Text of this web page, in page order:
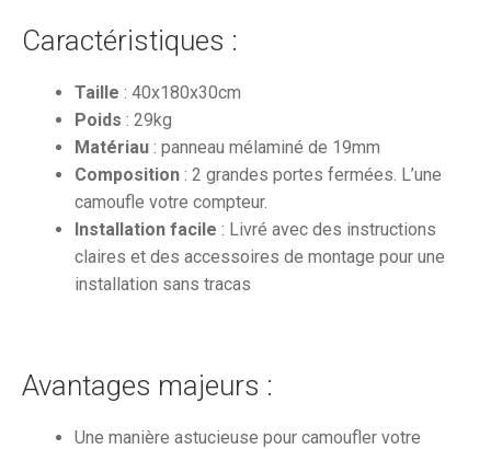
Caractéristiques :
Taille : 40x180x30cm
Poids : 29kg
Matériau : panneau mélaminé de 19mm
Composition : 2 grandes portes fermées. L’une
camoufle votre compteur.
Installation facile : Livré avec des instructions
claires et des accessoires de montage pour une
installation sans tracas
Avantages majeurs :
Une manière astucieuse pour camoufler votre